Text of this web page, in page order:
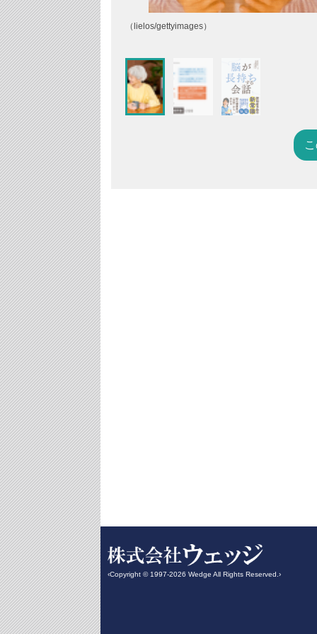
（lielos/gettyimages）
‹Copyright © 1997-2026 Wedge All Rights Reserved.›